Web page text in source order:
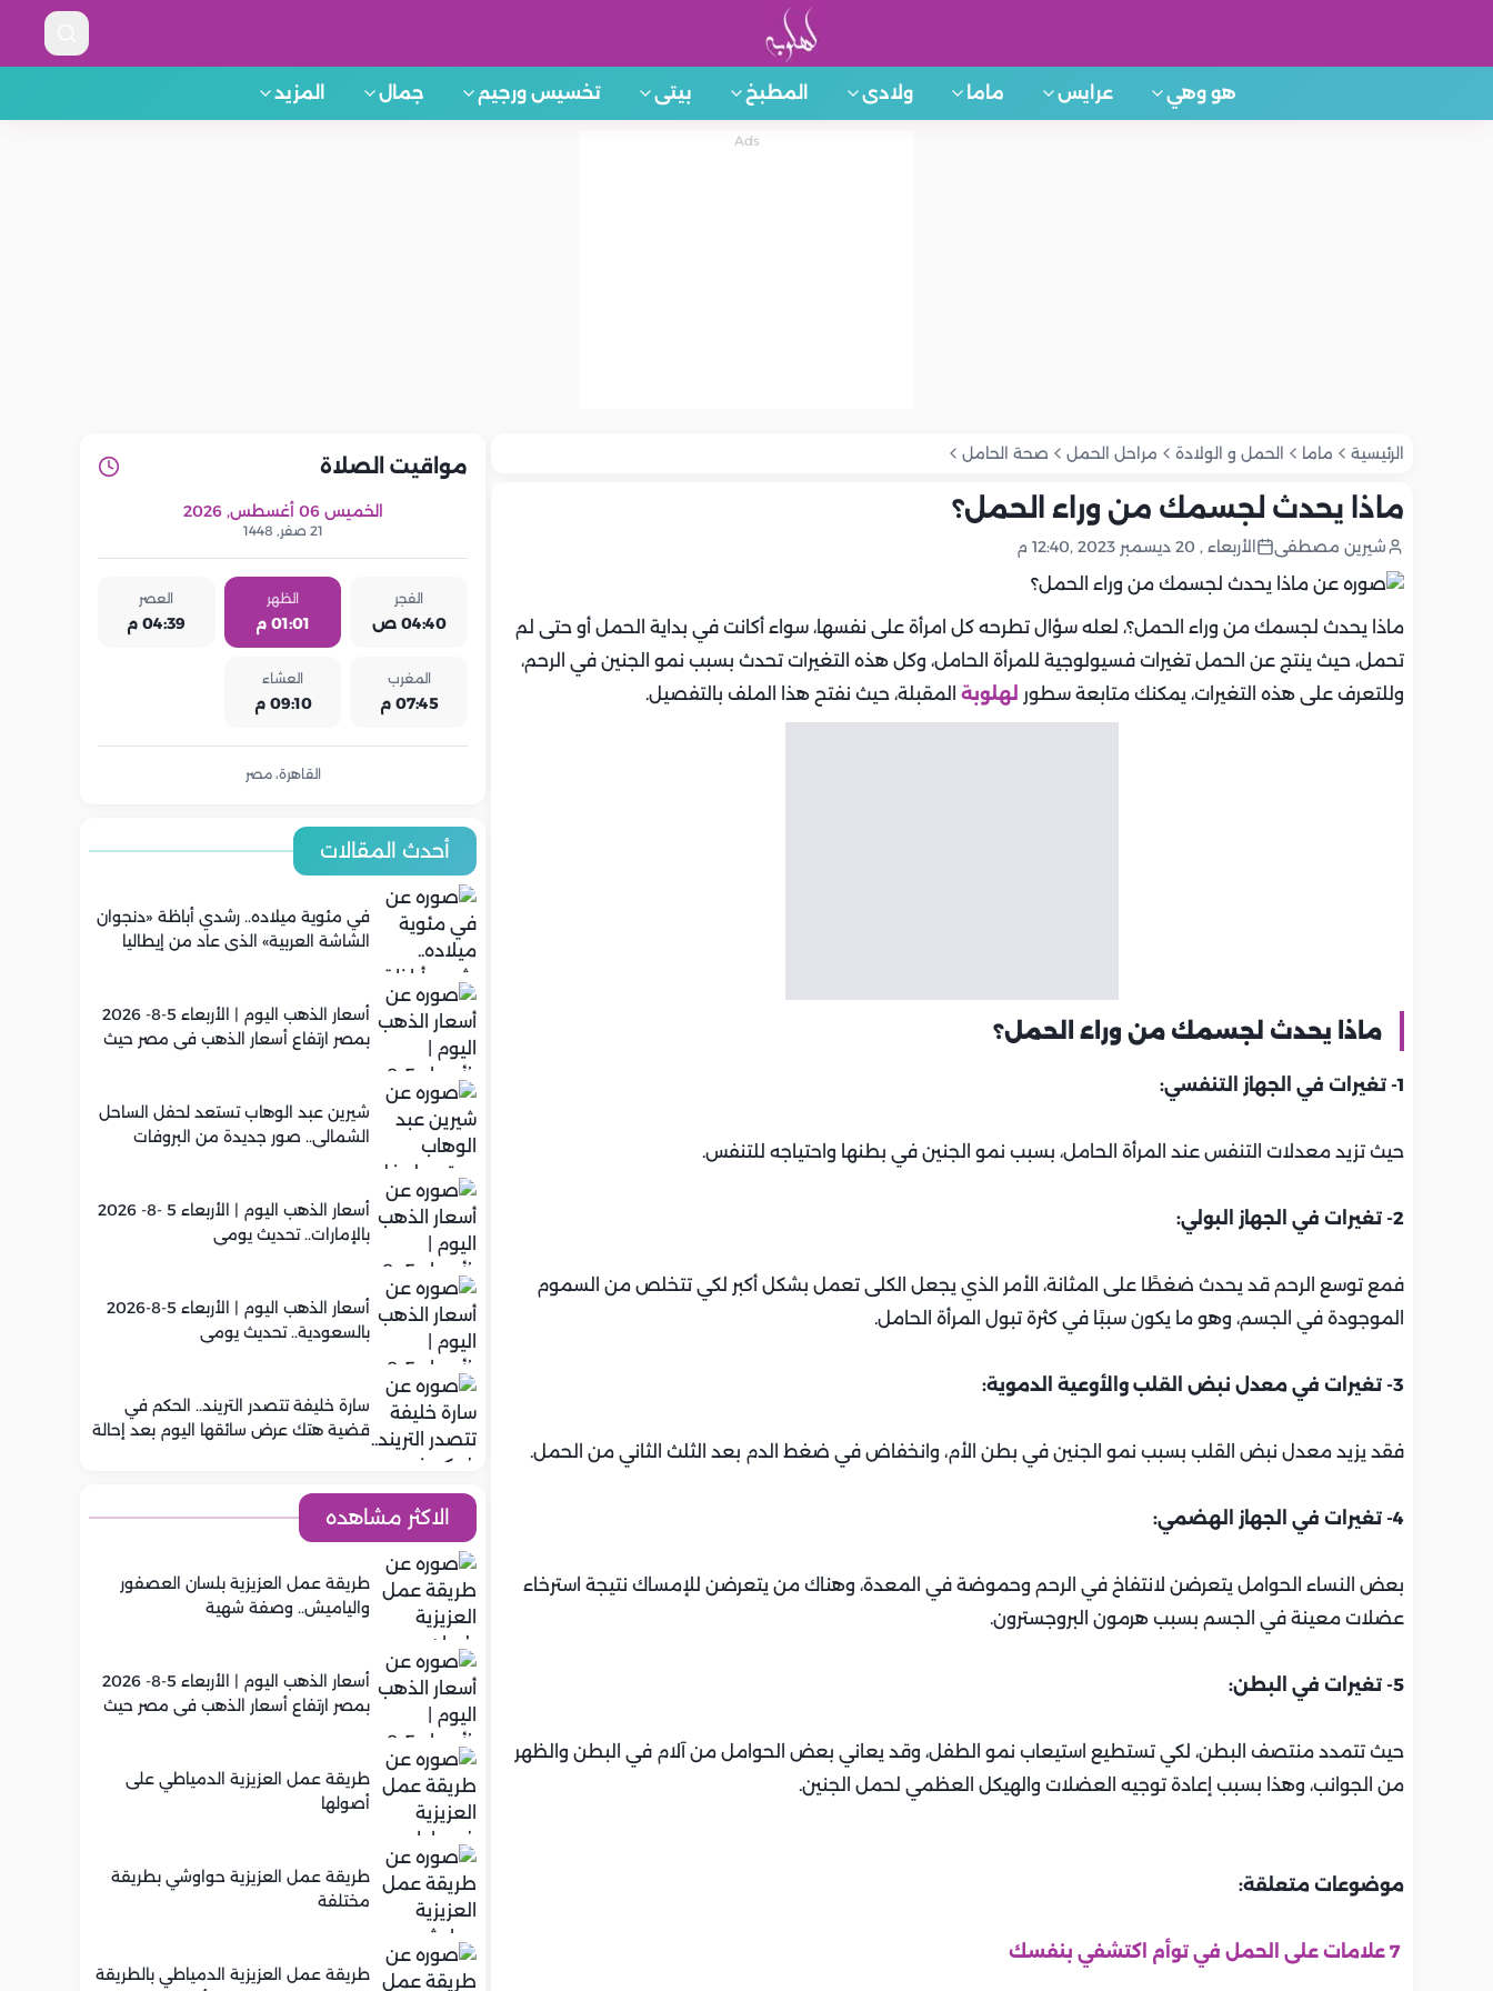
هو وهي عرايس ماما ولادى المطبخ بيتى تخسيس ورجيم جمال المزيد
الرئيسية ماما الحمل و الولادة مراحل الحمل صحة الحامل
ماذا يحدث لجسمك من وراء الحمل؟
شيرين مصطفى الأربعاء , 20 ديسمبر 2023 ,12:40 م
ماذا يحدث لجسمك من وراء الحمل؟، لعله سؤال تطرحه كل امرأة على نفسها، سواء أكانت في بداية الحمل أو حتى لم
تحمل، حيث ينتج عن الحمل تغيرات فسيولوجية للمرأة الحامل، وكل هذه التغيرات تحدث بسبب نمو الجنين في الرحم،
وللتعرف على هذه التغيرات، يمكنك متابعة سطور لهلوبة المقبلة، حيث نفتح هذا الملف بالتفصيل.
ماذا يحدث لجسمك من وراء الحمل؟
1- تغيرات في الجهاز التنفسي:
حيث تزيد معدلات التنفس عند المرأة الحامل، بسبب نمو الجنين في بطنها واحتياجه للتنفس.
2- تغيرات في الجهاز البولي:
فمع توسع الرحم قد يحدث ضغطًا على المثانة، الأمر الذي يجعل الكلى تعمل بشكل أكبر لكي تتخلص من السموم
الموجودة في الجسم، وهو ما يكون سببًا في كثرة تبول المرأة الحامل.
3- تغيرات في معدل نبض القلب والأوعية الدموية:
فقد يزيد معدل نبض القلب بسبب نمو الجنين في بطن الأم، وانخفاض في ضغط الدم بعد الثلث الثاني من الحمل.
4- تغيرات في الجهاز الهضمي:
بعض النساء الحوامل يتعرضن لانتفاخ في الرحم وحموضة في المعدة، وهناك من يتعرضن للإمساك نتيجة استرخاء
عضلات معينة في الجسم بسبب هرمون البروجسترون.
5- تغيرات في البطن:
حيث تتمدد منتصف البطن، لكي تستطيع استيعاب نمو الطفل، وقد يعاني بعض الحوامل من آلام في البطن والظهر
من الجوانب، وهذا بسبب إعادة توجيه العضلات والهيكل العظمي لحمل الجنين.
موضوعات متعلقة:
7 علامات على الحمل في توأم اكتشفي بنفسك
مواقيت الصلاة
الخميس 06 أغسطس, 2026
21 صفر, 1448
الفجر
04:40 ص
الظهر
01:01 م
العصر
04:39 م
المغرب
07:45 م
العشاء
09:10 م
القاهرة، مصر
أحدث المقالات
في مئوية ميلاده.. رشدي أباظة «دنجوان
الشاشة العربية» الذي عاد من إيطاليا
أسعار الذهب اليوم | الأربعاء 5-8- 2026
بمصر ارتفاع أسعار الذهب في مصر حيث
شيرين عبد الوهاب تستعد لحفل الساحل
الشمالي.. صور جديدة من البروفات
أسعار الذهب اليوم | الأربعاء 5 -8- 2026
بالإمارات.. تحديث يومي
أسعار الذهب اليوم | الأربعاء 5-8-2026
بالسعودية.. تحديث يومي
سارة خليفة تتصدر التريند.. الحكم في
قضية هتك عرض سائقها اليوم بعد إحالة
الاكثر مشاهده
طريقة عمل العزيزية بلسان العصفور
والياميش.. وصفة شهية
أسعار الذهب اليوم | الأربعاء 5-8- 2026
بمصر ارتفاع أسعار الذهب في مصر حيث
طريقة عمل العزيزية الدمياطي على
أصولها
طريقة عمل العزيزية حواوشي بطريقة
مختلفة
طريقة عمل العزيزية الدمياطي بالطريقة